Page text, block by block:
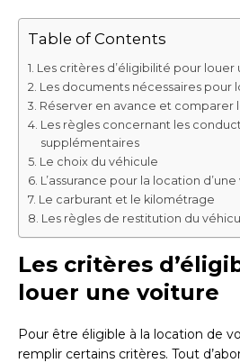
Table of Contents
Les critères d’éligibilité pour louer
Les documents nécessaires pour
Réserver en avance et comparer
Les règles concernant les
supplémentaires
Le choix du véhicule
L’assurance pour la location
Le carburant et le kilométrage
Les règles de restitution du
Les critères
louer une voiture
Pour être éligible à la location de
remplir certains critères. Tout